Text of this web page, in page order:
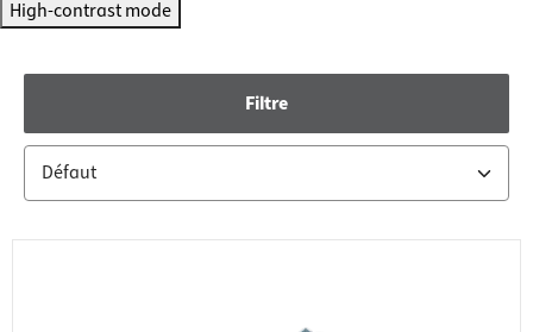
High-contrast mode
Filtre